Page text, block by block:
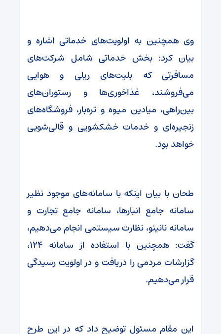
وی همچنین به اولویت‌های خدماتی اشاره و
بیان کرد: بخش خدماتی شامل شرکت‌های
مسافرتی که بلیت‌های ریلی و هوایی
می‌فروشند، غذاخوری‌ها و رستوران‌های
بین‌راهی، میادین میوه و تره‌بار، فروشگاه‌های
زنجیره‌ای و خدمات خشکشویی و قالی‌شویی
خواهد بود.
طحان با بیان اینکه با سامانه‌های موجود نظیر
سامانه جامع انبارها، سامانه جامع تجارت و
سامانه نانینو، نظارت سیستمی انجام می‌دهیم،
گفت: همچنین با استفاده از سامانه ۱۲۴،
گزارشات مردمی را دریافت و در اولویت رسیدگی
قرار می‌دهیم.
این مقام مسئول توضیح داد که در این طرح